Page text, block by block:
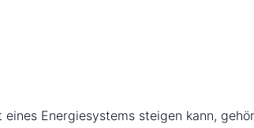
Energiesystems steigen kann,